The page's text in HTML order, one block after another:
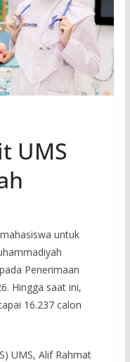
UMS
untuk
Penerimaan
Hingga saat ini,
16.237 calon
UMS, Alif Rahmat